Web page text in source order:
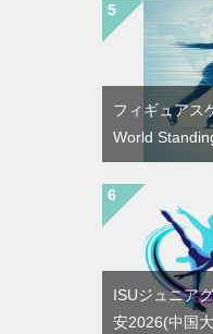
フィギュアス
World
ISUジュニア
安2026(中国